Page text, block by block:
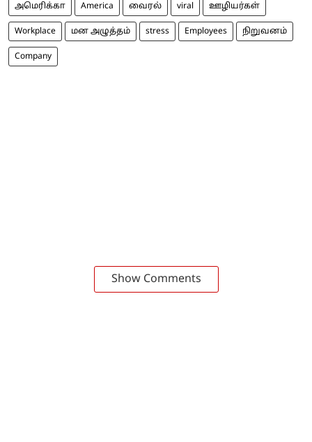
அமெரிக்கா America வைரல் viral ஊழியர்கள்
Workplace மன அழுத்தம் stress Employees நிறுவனம்
Company
Show Comments